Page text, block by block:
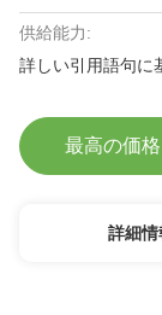
供給能力:
詳しい引用語句に
最高の価
詳細情